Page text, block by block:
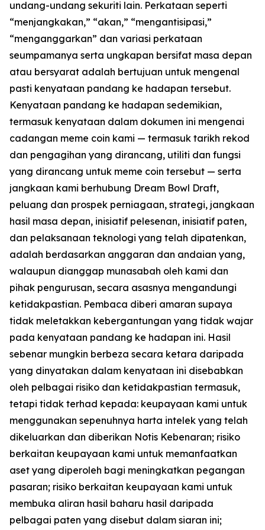
undang-undang sekuriti lain. Perkataan seperti
“menjangkakan,” “akan,” “mengantisipasi,”
“menganggarkan” dan variasi perkataan
seumpamanya serta ungkapan bersifat masa depan
atau bersyarat adalah bertujuan untuk mengenal
pasti kenyataan pandang ke hadapan tersebut.
Kenyataan pandang ke hadapan sedemikian,
termasuk kenyataan dalam dokumen ini mengenai
cadangan meme coin kami — termasuk tarikh rekod
dan pengagihan yang dirancang, utiliti dan fungsi
yang dirancang untuk meme coin tersebut — serta
jangkaan kami berhubung Dream Bowl Draft,
peluang dan prospek perniagaan, strategi, jangkaan
hasil masa depan, inisiatif pelesenan, inisiatif paten,
dan pelaksanaan teknologi yang telah dipatenkan,
adalah berdasarkan anggaran dan andaian yang,
walaupun dianggap munasabah oleh kami dan
pihak pengurusan, secara asasnya mengandungi
ketidakpastian. Pembaca diberi amaran supaya
tidak meletakkan kebergantungan yang tidak wajar
pada kenyataan pandang ke hadapan ini. Hasil
sebenar mungkin berbeza secara ketara daripada
yang dinyatakan dalam kenyataan ini disebabkan
oleh pelbagai risiko dan ketidakpastian termasuk,
tetapi tidak terhad kepada: keupayaan kami untuk
menggunakan sepenuhnya harta intelek yang telah
dikeluarkan dan diberikan Notis Kebenaran; risiko
berkaitan keupayaan kami untuk memanfaatkan
aset yang diperoleh bagi meningkatkan pegangan
pasaran; risiko berkaitan keupayaan kami untuk
membuka aliran hasil baharu hasil daripada
pelbagai paten yang disebut dalam siaran ini;